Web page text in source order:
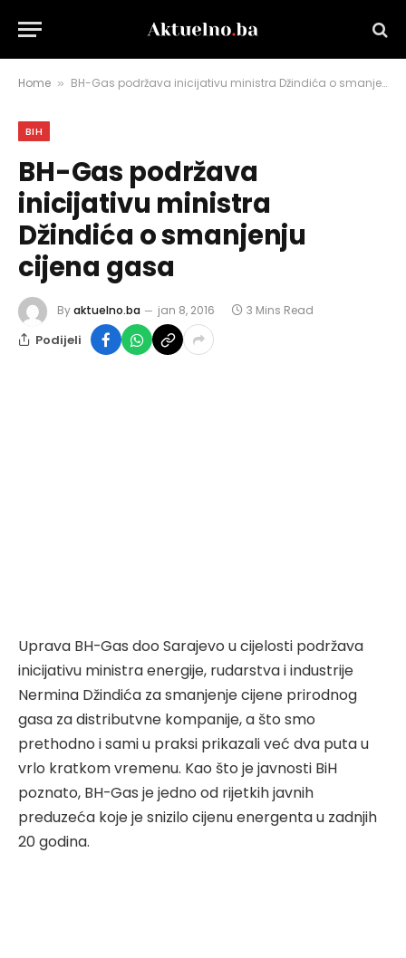
Home » BH-Gas podržava inicijativu ministra Džindića o smanjenju cijena gasa
BIH
BH-Gas podržava
inicijativu ministra
Džindića o smanjenju
cijena gasa
Byaktuelno.ba jan 8, 2016 3 Mins Read
Podijeli
Uprava BH-Gas doo Sarajevo u cijelosti podržava
inicijativu ministra energije, rudarstva i industrije
Nermina Džindića za smanjenje cijene prirodnog
gasa za distributvne kompanije, a što smo
prethodno i sami u praksi prikazali već dva puta u
vrlo kratkom vremenu. Kao što je javnosti BiH
poznato, BH-Gas je jedno od rijetkih javnih
preduzeća koje je snizilo cijenu energenta u zadnjih
20 godina.